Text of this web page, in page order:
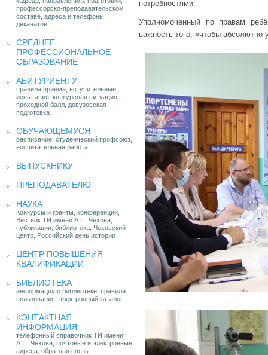
профессорско-преподавательском
составе, адреса и телефоны
деканатов
СРЕДНЕЕ
ПРОФЕССИОНАЛЬНОЕ
ОБРАЗОВАНИЕ
АБИТУРИЕНТУ
правила приема, вступительные
испытания, конкурсная ситуация,
проходной балл, довузовская
подготовка
ОБУЧАЮЩЕМУСЯ
расписание, студенческий профсоюз,
воспитательная работа
ВЫПУСКНИКУ
ПРЕПОДАВАТЕЛЮ
НАУКА
Конкурсы и гранты, конференции,
Вестник ТИ имени А.П. Чехова,
публикации, библиотека, Чеховский
центр, Российский день истории
ЦЕНТР ПОВЫШЕНИЯ
КВАЛИФИКАЦИИ
БИБЛИОТЕКА
информация о библиотеке, правила
пользования, электронный каталог
КОНТАКТНАЯ
ИНФОРМАЦИЯ
телефонный справочник ТИ имени
А.П. Чехова, почтовые и электронные
адреса, обратная связь
потребностями.
Уполномоченный по правам
важность того, «чтобы